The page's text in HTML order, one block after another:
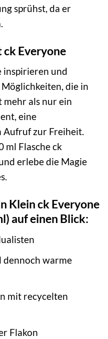
sprühst, da er
ck Everyone
inspirieren und
die in
mehr als nur ein
eine
Aufruf zur Freiheit.
ml Flasche ck
erlebe die Magie
Klein ck Everyone
auf einen Blick:
dennoch warme
mit recycelten
Flakon